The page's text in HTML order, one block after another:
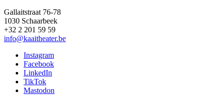
Gallaitstraat 76-78
1030 Schaarbeek
+32 2 201 59 59
info@kaaitheater.be
Instagram
Facebook
LinkedIn
TikTok
Mastodon